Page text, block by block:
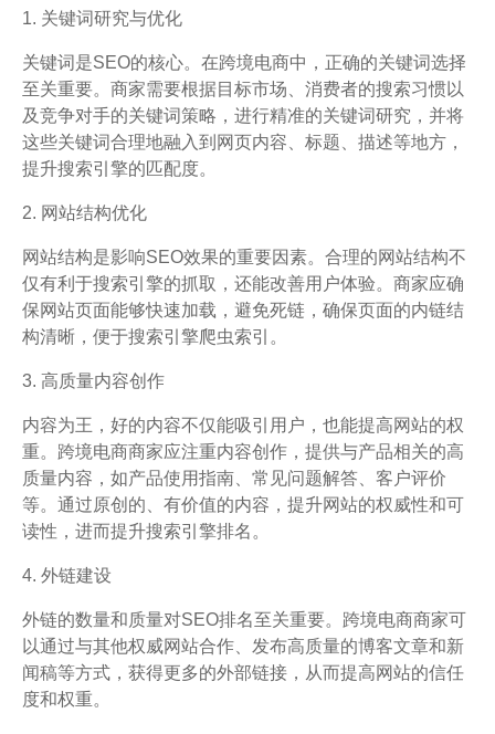
1. 关键词研究与优化
关键词是SEO的核心。在跨境电商中，正确的关键词选择
至关重要。商家需要根据目标市场、消费者的搜索习惯以
及竞争对手的关键词策略，进行精准的关键词研究，并将
这些关键词合理地融入到网页内容、标题、描述等地方，
提升搜索引擎的匹配度。
2. 网站结构优化
网站结构是影响SEO效果的重要因素。合理的网站结构不
仅有利于搜索引擎的抓取，还能改善用户体验。商家应确
保网站页面能够快速加载，避免死链，确保页面的内链结
构清晰，便于搜索引擎爬虫索引。
3. 高质量内容创作
内容为王，好的内容不仅能吸引用户，也能提高网站的权
重。跨境电商商家应注重内容创作，提供与产品相关的高
质量内容，如产品使用指南、常见问题解答、客户评价
等。通过原创的、有价值的内容，提升网站的权威性和可
读性，进而提升搜索引擎排名。
4. 外链建设
外链的数量和质量对SEO排名至关重要。跨境电商商家可
以通过与其他权威网站合作、发布高质量的博客文章和新
闻稿等方式，获得更多的外部链接，从而提高网站的信任
度和权重。